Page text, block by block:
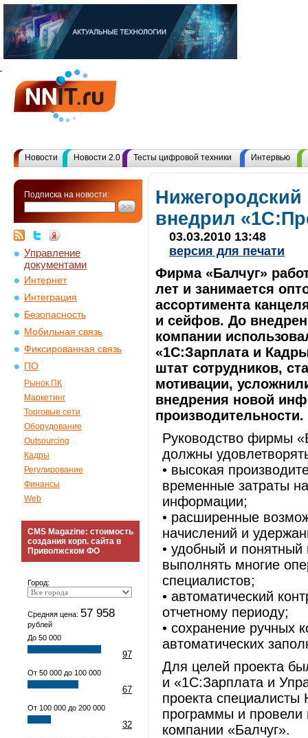
Новости Новости 2.0 Тесты цифровой техники Интервью
Подписка на новости:
Управление
документами
Интернет
Интеграция
Безопасность
Мобильная связь
Фиксированная связь
ПО
Рынок ПК
Маркетинг
Торговые сети
Оборудование
Outsourcing
Кадры
Регулирование
Финансы
Web
CMS Magazine: стоимость
создания корп. сайта в
Приволжском ФО
Город:
Средняя цена: 57 958
рублей
До 50 000
97
От 50 000 до 100 000
67
От 100 000 до 200 000
32
Нижегородский
внедрил
03.03.2010 13:48
версия для печати
Фирма «Балчуг»
лет и занимается
ассортимента
и сейфов. До
компании
«1С:Зарплата и
штат сотрудников,
мотивации,
внедрения новой
производительности.
Руководство фирмы
должны
• высокая
временные затраты
информации;
• расширенные
начислений и
• удобный и понятный
выполнять многие
специалистов;
• автоматический
отчетному периоду;
• сохранение ручных
автоматических
Для целей проекта
и «1С:Зарплата и
проекта
программы и провели
компании «Балчуг».